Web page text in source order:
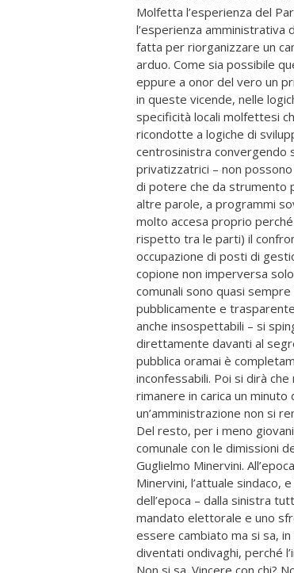
Molfetta l’esperienza del
l’esperienza amministrativa
fatta per riorganizzare un
arduo. Come sia possibile
eppure a onor del vero un
in queste vicende, nelle
specificità locali molfettesi
ricondotte a logiche di
centrosinistra convergendo
privatizzatrici – non
di potere che da strumento
altre parole, a programmi
molto accesa proprio
rispetto tra le parti) il
occupazione di posti di
copione non imperversa
comunali sono quasi
pubblicamente e
anche insospettabili – si
direttamente davanti al
pubblica oramai è
inconfessabili. Poi si dirà
rimanere in carica un
un’amministrazione non si
Del resto, per i meno
comunale con le dimissioni
Guglielmo Minervini.
Minervini, l’attuale sindaco,
dell’epoca – dalla sinistra
mandato elettorale e uno
essere cambiato ma si sa,
diventati ondivaghi, perché
Non si sa. Vincere con chi?